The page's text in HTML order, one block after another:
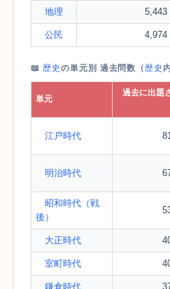
地理 5,443
公民 4,974
📖 歴史 の単元別 過去問数（ 歴史
単元
過去に出題
江戸時代
明治時代
昭和時代（戦
後）
大正時代
室町時代
鎌倉時代